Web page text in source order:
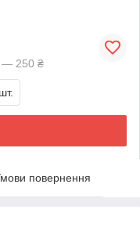
— 250 ₴
повернення